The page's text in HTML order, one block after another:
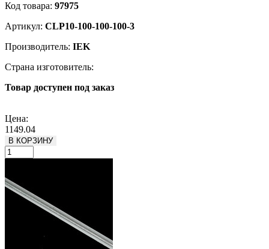
Код товара: 97975
Артикул: CLP10-100-100-100-3
Производитель: IEK
Страна изготовитель:
Товар доступен под заказ
Цена:
1149.04
В КОРЗИНУ